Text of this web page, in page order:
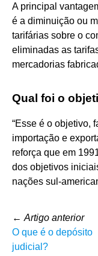
A principal
é a diminuição ou
tarifárias sobre o
eliminadas as
mercadorias
Qual foi o
“Esse é o objetivo,
importação e
reforça que em
dos objetivos
nações sul-
← Artigo anterior
O que é o depósito
judicial?